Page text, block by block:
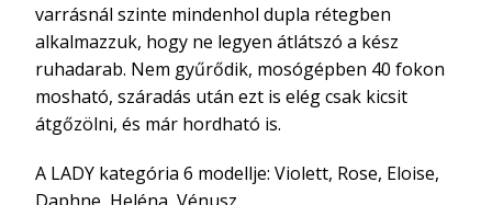
varrásnál szinte mindenhol dupla rétegben
alkalmazzuk, hogy ne legyen átlátszó a kész
ruhadarab. Nem gyűrődik, mosógépben 40 fokon
mosható, száradás után ezt is elég csak kicsit
átgőzölni, és már hordható is.
A LADY kategória 6 modellje: Violett, Rose, Eloise,